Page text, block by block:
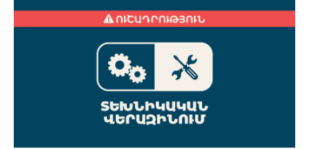
9900. Вайк Чаренцаван Ванадзор